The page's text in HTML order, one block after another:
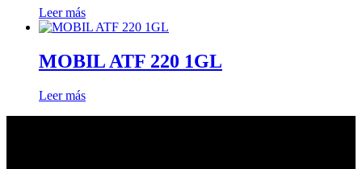
Leer más
MOBIL ATF 220 1GL
Leer más